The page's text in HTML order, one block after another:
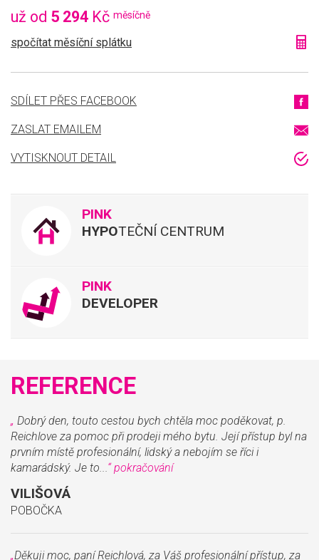
už od 5 294 Kč měsíčně
spočítat měsíční splátku
SDÍLET PŘES FACEBOOK
ZASLAT EMAILEM
VYTISKNOUT DETAIL
PINK
HYPOTEČNÍ CENTRUM
PINK
DEVELOPER
REFERENCE
„ Dobrý den, touto cestou bych chtěla moc poděkovat, p.
Reichlove za pomoc při prodeji mého bytu. Její přístup byl na
prvním místě profesionální, lidský a nebojím se říci i
kamarádský. Je to...“ pokračování
VILIŠOVÁ
POBOČKA
„Děkuji moc, paní Reichlová, za Váš profesionální přístup, za